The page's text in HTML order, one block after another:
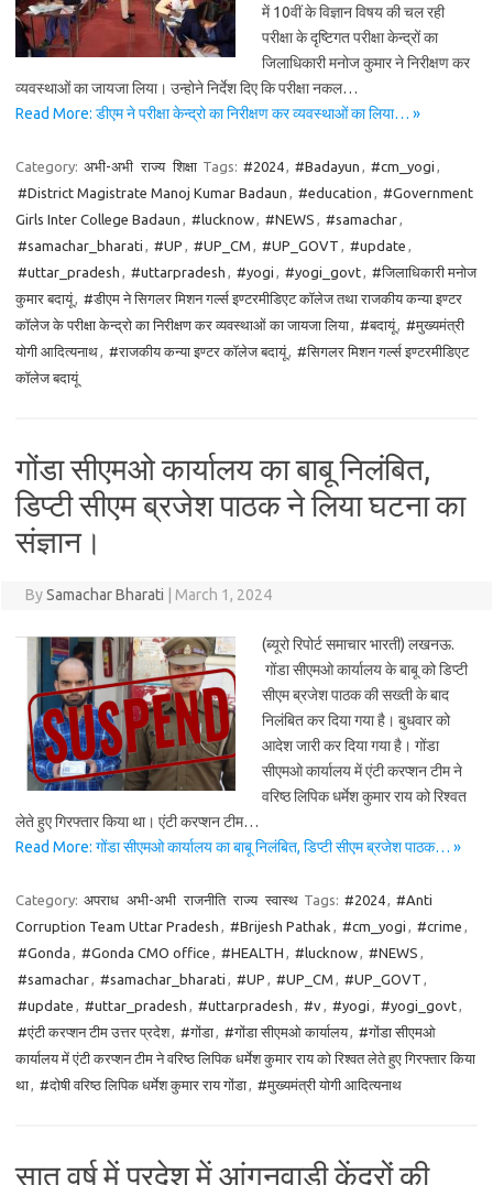
में 10वीं के विज्ञान विषय की चल रही
परीक्षा के दृष्टिगत परीक्षा केन्द्रों का
जिलाधिकारी मनोज कुमार ने निरीक्षण कर
व्यवस्थाओं का जायजा लिया। उन्होने निर्देश दिए कि परीक्षा नकल…
Read More: डीएम ने परीक्षा केन्द्रो का निरीक्षण कर व्यवस्थाओं का लिया… »
Category: अभी-अभी राज्य शिक्षा Tags: #2024, #Badayun , #cm_yogi ,
#District Magistrate Manoj Kumar Badaun , #education , #Government
Girls Inter College Badaun , #lucknow, #NEWS , #samachar,
#samachar_bharati , #UP , #UP_CM , #UP_GOVT , #update ,
#uttar_pradesh , #uttarpradesh , #yogi , #yogi_govt, #जिलाधिकारी मनोज
कुमार बदायूं, #डीएम ने सिगलर मिशन गर्ल्स इण्टरमीडिएट कॉलेज तथा राजकीय कन्या इण्टर
कॉलेज के परीक्षा केन्द्रो का निरीक्षण कर व्यवस्थाओं का जायजा लिया, #बदायूं, #मुख्यमंत्री
योगी आदित्यनाथ, #राजकीय कन्या इण्टर कॉलेज बदायूं, #सिगलर मिशन गर्ल्स इण्टरमीडिएट
कॉलेज बदायूं
गोंडा सीएमओ कार्यालय का बाबू निलंबित,
डिप्टी सीएम ब्रजेश पाठक ने लिया घटना का
संज्ञान।
BySamachar Bharati March 1, 2024
(ब्यूरो रिपोर्ट समाचार भारती) लखनऊ.
गोंडा सीएमओ कार्यालय के बाबू को डिप्टी
सीएम ब्रजेश पाठक की सख्ती के बाद
निलंबित कर दिया गया है। बुधवार को
आदेश जारी कर दिया गया है। गोंडा
सीएमओ कार्यालय में एंटी करप्शन टीम ने
वरिष्ठ लिपिक धर्मेश कुमार राय को रिश्वत
लेते हुए गिरफ्तार किया था। एंटी करप्शन टीम…
Read More: गोंडा सीएमओ कार्यालय का बाबू निलंबित, डिप्टी सीएम ब्रजेश पाठक… »
Category: अपराध अभी-अभी राजनीति राज्य स्वास्थ Tags: #2024, #Anti
Corruption Team Uttar Pradesh , #Brijesh Pathak , #cm_yogi , #crime ,
#Gonda , #Gonda CMO office , #HEALTH , #lucknow, #NEWS ,
#samachar, #samachar_bharati , #UP , #UP_CM , #UP_GOVT ,
#update , #uttar_pradesh , #uttarpradesh , #v, #yogi , #yogi_govt,
#एंटी करप्शन टीम उत्तर प्रदेश, #गोंडा, #गोंडा सीएमओ कार्यालय, #गोंडा सीएमओ
कार्यालय में एंटी करप्शन टीम ने वरिष्ठ लिपिक धर्मेश कुमार राय को रिश्वत लेते हुए गिरफ्तार किया
था, #दोषी वरिष्ठ लिपिक धर्मेश कुमार राय गोंडा, #मुख्यमंत्री योगी आदित्यनाथ
सात वर्ष में प्रदेश में आंगनवाड़ी केंद्रों की